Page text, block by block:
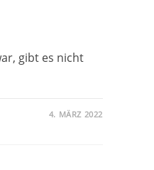
gibt es nicht
4. MÄRZ 2022